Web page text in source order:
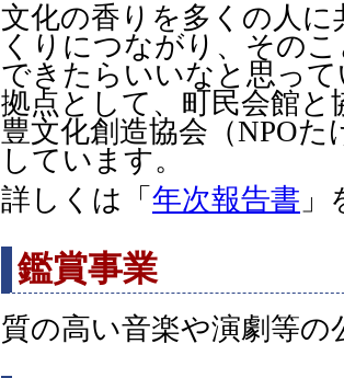
文化の香りを多くの人
くりにつながり、その
できたらいいなと思っ
拠点として、町民会館と
豊文化創造協会（NPO
しています。
詳しくは「 年次報告書
鑑賞事業
質の高い音楽や演劇等の